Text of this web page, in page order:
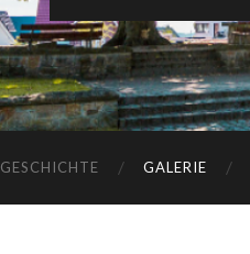
GESCHICHTE GALERIE